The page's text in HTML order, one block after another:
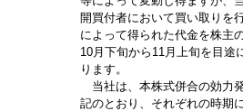
開買付者において買い取りを
によって得られた代金を株主
10月下旬から11月上旬を目途
ります。
当社は、本株式併合の効力
記のとおり、それぞれの時期